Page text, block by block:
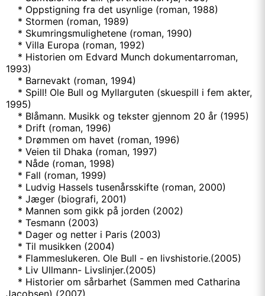
* Oppstigning fra det usynlige (roman, 1988)
* Stormen (roman, 1989)
* Skumringsmulighetene (roman, 1990)
* Villa Europa (roman, 1992)
* Historien om Edvard Munch dokumentarroman,
1993)
* Barnevakt (roman, 1994)
* Spill! Ole Bull og Myllarguten (skuespill i fem akter,
1995)
* Blåmann. Musikk og tekster gjennom 20 år (1995)
* Drift (roman, 1996)
* Drømmen om havet (roman, 1996)
* Veien til Dhaka (roman, 1997)
* Nåde (roman, 1998)
* Fall (roman, 1999)
* Ludvig Hassels tusenårsskifte (roman, 2000)
* Jæger (biografi, 2001)
* Mannen som gikk på jorden (2002)
* Tesmann (2003)
* Dager og netter i Paris (2003)
* Til musikken (2004)
* Flammeslukeren. Ole Bull - en livshistorie.(2005)
* Liv Ullmann- Livslinjer.(2005)
* Historier om sårbarhet (Sammen med Catharina